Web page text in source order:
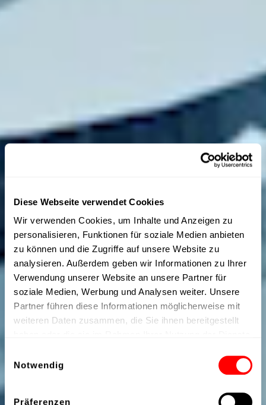
Diese Webseite verwendet Cookies
Wir verwenden Cookies, um Inhalte und Anzeigen zu
personalisieren, Funktionen für soziale Medien anbieten
zu können und die Zugriffe auf unsere Website zu
analysieren. Außerdem geben wir Informationen zu Ihrer
Verwendung unserer Website an unsere Partner für
soziale Medien, Werbung und Analysen weiter. Unsere
Partner führen diese Informationen möglicherweise mit
weiteren Daten zusammen, die Sie ihnen bereitgestellt
Notwendig
Präferenzen